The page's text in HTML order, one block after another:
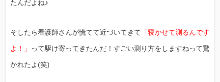
たんだよね♪
そしたら看護師さんが慌てて近づいてきて 「寝かせて測るんです
よ！」 って駆け寄ってきたんだ！すごい測り方をしますねって驚
かれたよ(笑)